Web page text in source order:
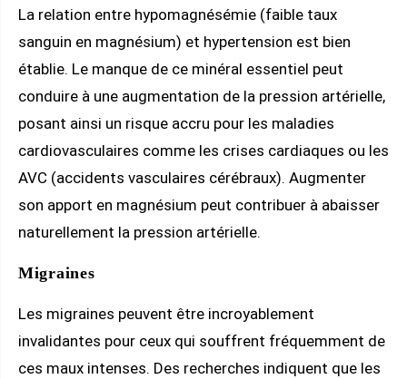
La relation entre hypomagnésémie (faible taux
sanguin en magnésium) et hypertension est bien
établie. Le manque de ce minéral essentiel peut
conduire à une augmentation de la pression artérielle,
posant ainsi un risque accru pour les maladies
cardiovasculaires comme les crises cardiaques ou les
AVC (accidents vasculaires cérébraux). Augmenter
son apport en magnésium peut contribuer à abaisser
naturellement la pression artérielle.
Migraines
Les migraines peuvent être incroyablement
invalidantes pour ceux qui souffrent fréquemment de
ces maux intenses. Des recherches indiquent que les